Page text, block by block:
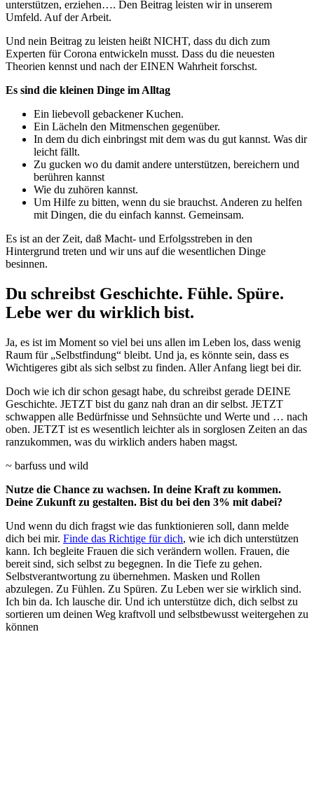
unterstützen, erziehen…. Den Beitrag leisten wir in unserem
Umfeld. Auf der Arbeit.
Und nein Beitrag zu leisten heißt NICHT, dass du dich zum
Experten für Corona entwickeln musst. Dass du die neuesten
Theorien kennst und nach der EINEN Wahrheit forschst.
Es sind die kleinen Dinge im Alltag
Ein liebevoll gebackener Kuchen.
Ein Lächeln den Mitmenschen gegenüber.
In dem du dich einbringst mit dem was du gut kannst. Was dir
leicht fällt.
Zu gucken wo du damit andere unterstützen, bereichern und
berühren kannst
Wie du zuhören kannst.
Um Hilfe zu bitten, wenn du sie brauchst. Anderen zu helfen
mit Dingen, die du einfach kannst. Gemeinsam.
Es ist an der Zeit, daß Macht- und Erfolgsstreben in den
Hintergrund treten und wir uns auf die wesentlichen Dinge
besinnen.
Du schreibst Geschichte. Fühle. Spüre.
Lebe wer du wirklich bist.
Ja, es ist im Moment so viel bei uns allen im Leben los, dass wenig
Raum für „Selbstfindung“ bleibt. Und ja, es könnte sein, dass es
Wichtigeres gibt als sich selbst zu finden. Aller Anfang liegt bei dir.
Doch wie ich dir schon gesagt habe, du schreibst gerade DEINE
Geschichte. JETZT bist du ganz nah dran an dir selbst. JETZT
schwappen alle Bedürfnisse und Sehnsüchte und Werte und … nach
oben. JETZT ist es wesentlich leichter als in sorglosen Zeiten an das
ranzukommen, was du wirklich anders haben magst.
~ barfuss und wild
Nutze die Chance zu wachsen. In deine Kraft zu kommen.
Deine Zukunft zu gestalten. Bist du bei den 3% mit dabei?
Und wenn du dich fragst wie das funktionieren soll, dann melde
dich bei mir. Finde das Richtige für dich, wie ich dich unterstützen
kann. Ich begleite Frauen die sich verändern wollen. Frauen, die
bereit sind, sich selbst zu begegnen. In die Tiefe zu gehen.
Selbstverantwortung zu übernehmen. Masken und Rollen
abzulegen. Zu Fühlen. Zu Spüren. Zu Leben wer sie wirklich sind.
Ich bin da. Ich lausche dir. Und ich unterstütze dich, dich selbst zu
sortieren um deinen Weg kraftvoll und selbstbewusst weitergehen zu
können